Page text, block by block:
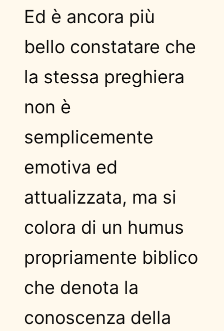
Ed è ancora più
bello constatare che
la stessa preghiera
non è
semplicemente
emotiva ed
attualizzata, ma si
colora di un humus
propriamente biblico
che denota la
conoscenza della